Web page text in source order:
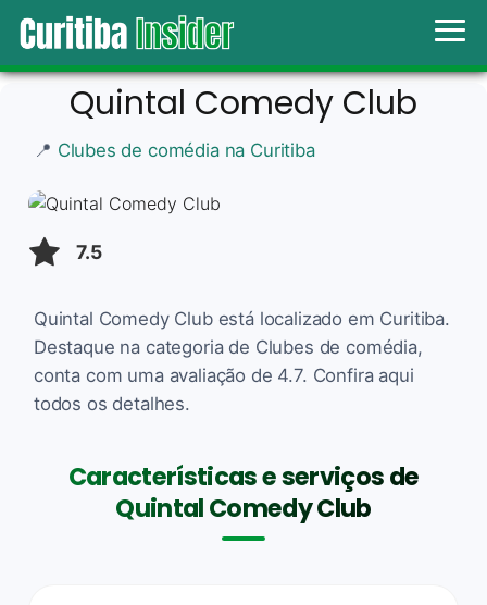
Quintal Comedy Club
📍 Clubes de comédia na Curitiba
7.5
Quintal Comedy Club está localizado em Curitiba.
Destaque na categoria de Clubes de comédia,
conta com uma avaliação de 4.7. Confira aqui
todos os detalhes.
Características e serviços de
Quintal Comedy Club